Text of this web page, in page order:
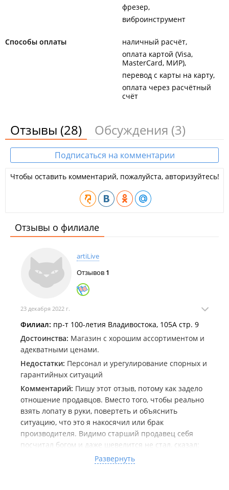
фрезер
виброинструмент
Способы оплаты
наличный расчёт
оплата картой (Visa,
MasterCard, МИР)
перевод с карты на карту
оплата через расчётный
счёт
Отзывы (28) Обсуждения (3)
Подписаться на комментарии
Чтобы оставить комментарий, пожалуйста, авторизуйтесь!
Отзывы о филиале
artiLive
Отзывов 1
23 декабря 2022 г.
Филиал: пр-т 100-летия Владивостока, 105А стр. 9
Достоинства: Магазин с хорошим ассортиментом и
адекватными ценами.
Недостатки: Персонал и урегулирование спорных и
гарантийных ситуаций
Комментарий: Пишу этот отзыв, потому как задело
отношение продавцов. Вместо того, чтобы реально
взять лопату в руки, повертеть и объяснить
ситуацию, что это я накосячил или брак
производителя. Видимо старший продавец себя
посчитал богом и даже шевелится не стал, сказал:
на лопаты гарантий нет, вы первый, кто пришли с
этой проблемой и вообще типа ты сам "дурак"!
Развернуть